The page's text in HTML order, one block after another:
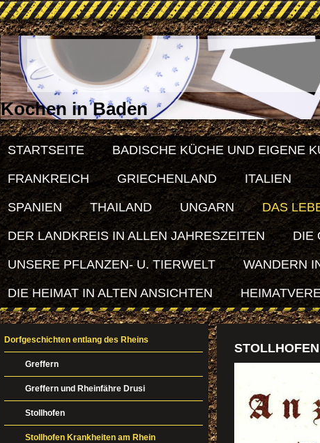
Kochen in Baden
STARTSEITE BADISCHE KÜCHE UND EIGENE
FRANKREICH GRIECHENLAND ITALIEN
SPANIEN THAILAND UNGARN DAS
DER LANDKREIS IN ALLEN JAHRESZEITEN DIE
UNSERE PFLANZEN- U. TIERWELT WANDERN
DIE HEIMAT IN ALTEN ANSICHTEN
Dorfgeschichten entlang des Rheins
Greffern
Greffern und Rheinfähre Drusi
Stollhofen
Stollhofen Krankheiten am Rhein